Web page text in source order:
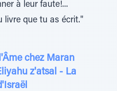
à leur faute!...
livre que tu as écrit."
chez Maran
z'atsal - La